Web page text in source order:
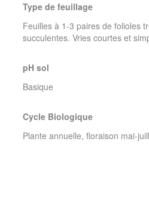
Type de feuillage
Feuilles à 1-3 paires de folioles
succulentes. Vries courtes et
pH sol
Basique
Cycle Biologique
Plante annuelle, floraison mai-